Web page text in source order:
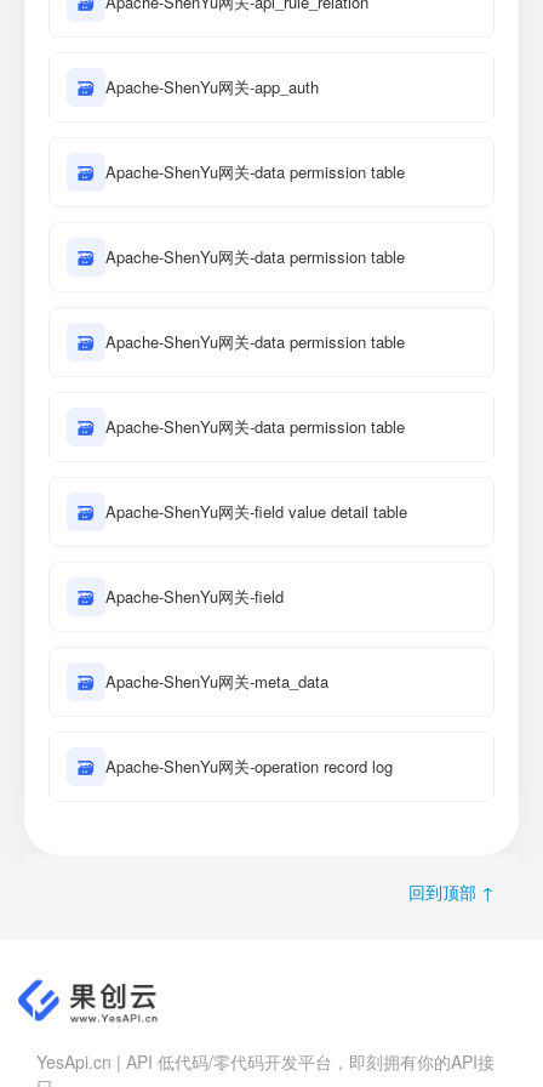
🗃 Apache-ShenYu网关-app_auth
🗃 Apache-ShenYu网关-data permission table
🗃 Apache-ShenYu网关-data permission table
🗃 Apache-ShenYu网关-data permission table
🗃 Apache-ShenYu网关-data permission table
🗃 Apache-ShenYu网关-field value detail table
🗃 Apache-ShenYu网关-field
🗃 Apache-ShenYu网关-meta_data
🗃 Apache-ShenYu网关-operation record log
回到顶部 ↑
YesApi.cn | API 低代码/零代码开发平台，即刻拥有你的API接